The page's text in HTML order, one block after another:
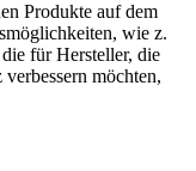
Produkte auf dem
wie z.
für Hersteller, die
möchten,